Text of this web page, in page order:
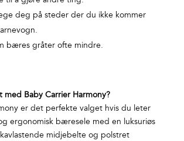
deg på steder der du ikke kommer
bæres gråter ofte mindre.
med Baby Carrier Harmony?
er det perfekte valget hvis du leter
ergonomisk bæresele med en luksuriøs
midjebelte og polstret